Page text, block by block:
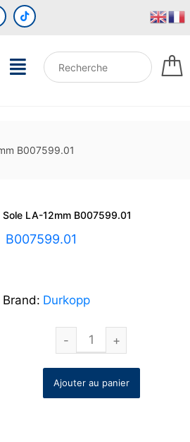
B007599.01
Sole LA-12mm B007599.01
B007599.01
Brand: Durkopp
Ajouter au panier